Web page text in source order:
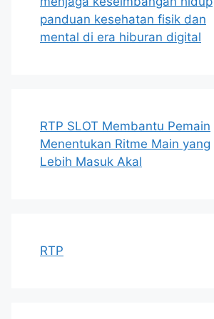
panduan kesehatan fisik dan
mental di era hiburan digital
RTP SLOT Membantu Pemain
Menentukan Ritme Main yang
Lebih Masuk Akal
RTP